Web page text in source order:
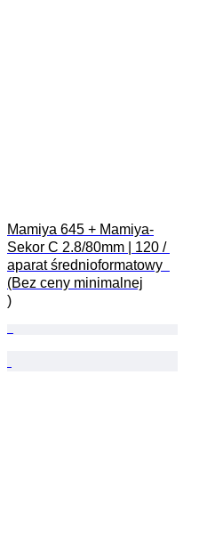
Mamiya 645 + Mamiya-
Sekor C 2.8/80mm | 120 /
aparat średnioformatowy
(Bez ceny minimalnej
)